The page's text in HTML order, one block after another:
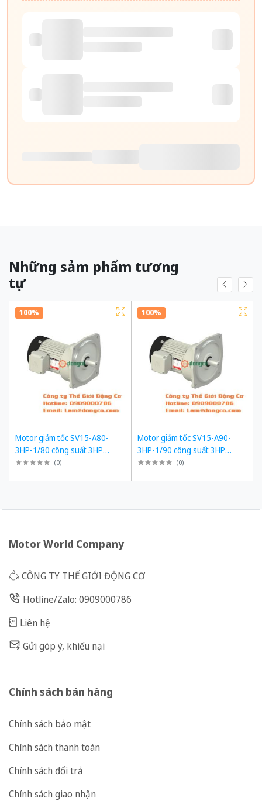
Những sảm phẩm tương
tự
100%
Motor giảm tốc SV15-A80-
3HP-1/80 công suất 3HP
(2200W) 2,2kW 1/80 kiểu lắp
(0)
100%
Motor giảm tốc SV15-A90-
3HP-1/90 công suất 3HP
(2200W) 2,2kW 1/90 kiểu lắp
(0)
Motor World Company
CÔNG TY THẾ GIỚI ĐỘNG CƠ
Hotline/Zalo: 0909000786
Liên hệ
Gửi góp ý, khiếu nại
Chính sách bán hàng
Chính sách bảo mật
Chính sách thanh toán
Chính sách đổi trả
Chính sách giao nhận